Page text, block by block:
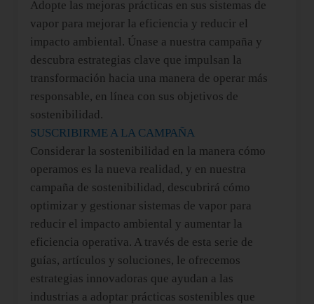
Adopte las mejoras prácticas en sus sistemas de
vapor para mejorar la eficiencia y reducir el
impacto ambiental. Únase a nuestra campaña y
descubra estrategias clave que impulsan la
transformación hacia una manera de operar más
responsable, en línea con sus objetivos de
sostenibilidad.
SUSCRIBIRME A LA CAMPAÑA
Considerar la sostenibilidad en la manera cómo
operamos es la nueva realidad, y en nuestra
campaña de sostenibilidad, descubrirá cómo
optimizar y gestionar sistemas de vapor para
reducir el impacto ambiental y aumentar la
eficiencia operativa. A través de esta serie de
guías, artículos y soluciones, le ofrecemos
estrategias innovadoras que ayudan a las
industrias a adoptar prácticas sostenibles que